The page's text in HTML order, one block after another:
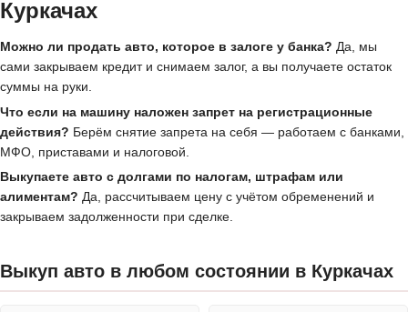
Куркачах
Можно ли продать авто, которое в залоге у банка? Да, мы
сами закрываем кредит и снимаем залог, а вы получаете остаток
суммы на руки.
Что если на машину наложен запрет на регистрационные
действия? Берём снятие запрета на себя — работаем с банками,
МФО, приставами и налоговой.
Выкупаете авто с долгами по налогам, штрафам или
алиментам? Да, рассчитываем цену с учётом обременений и
закрываем задолженности при сделке.
Выкуп авто в любом состоянии в Куркачах